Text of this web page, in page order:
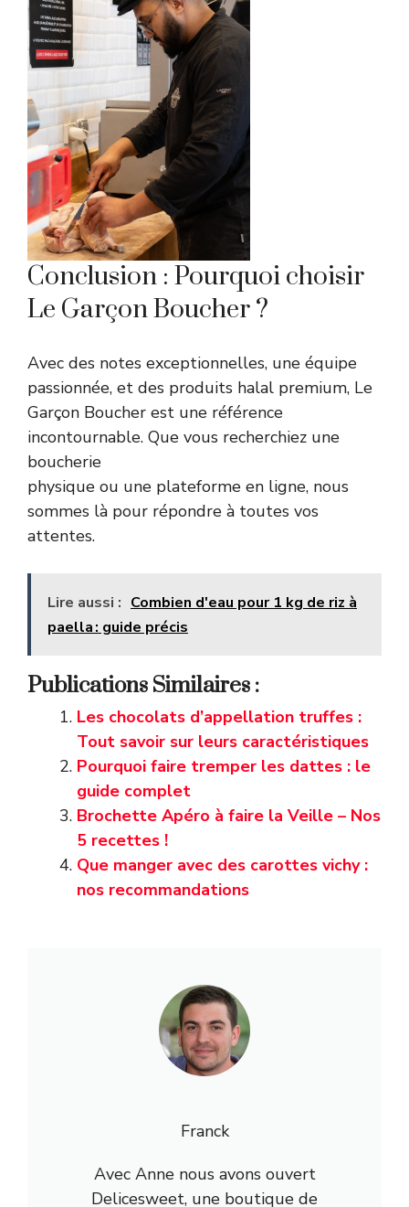
Conclusion : Pourquoi choisir
Le Garçon Boucher ?
Avec des notes exceptionnelles, une équipe
passionnée, et des produits halal premium, Le
Garçon Boucher est une référence
incontournable. Que vous recherchiez une
boucherie
physique ou une plateforme en ligne, nous
sommes là pour répondre à toutes vos
attentes.
Lire aussi : Combien d'eau pour 1 kg de riz à
paella : guide précis
Publications Similaires :
Les chocolats d’appellation truffes :
Tout savoir sur leurs caractéristiques
Pourquoi faire tremper les dattes : le
guide complet
Brochette Apéro à faire la Veille – Nos
5 recettes !
Que manger avec des carottes vichy :
nos recommandations
Franck
Avec Anne nous avons ouvert
Delicesweet, une boutique de